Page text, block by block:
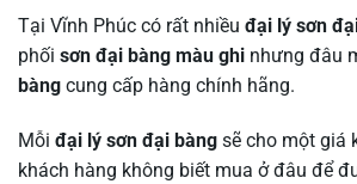
Tại Vĩnh Phúc có rất nhiều đại lý sơn
phối sơn đại bàng màu ghi nhưng đâu
bàng cung cấp hàng chính hãng.
Mỗi đại lý sơn đại bàng sẽ cho một giá
khách hàng không biết mua ở đâu để